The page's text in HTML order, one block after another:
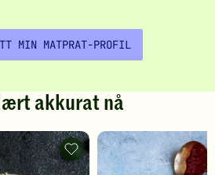
MIN MATPRAT-PROFIL
akkurat nå
Pannekaker
-